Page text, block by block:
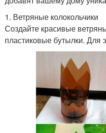
1. Ветряные колокольчики
Создайте красивые
пластиковые бутылки. Для